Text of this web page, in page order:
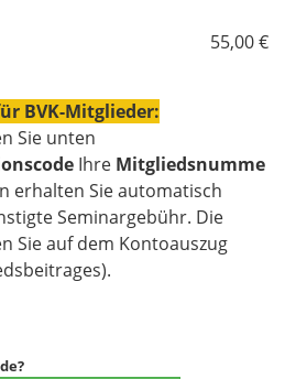
55,00 €
BVK-Mitglieder:
Sie unten
Ihre Mitgliedsnumme
erhalten Sie automatisch
Seminargebühr. Die
Sie auf dem Kontoauszug